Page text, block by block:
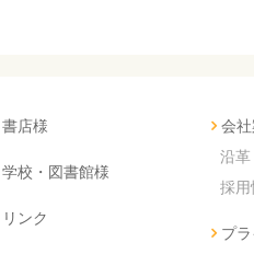
書店様
学校・図書館様
リンク
会
沿革
採用
プ